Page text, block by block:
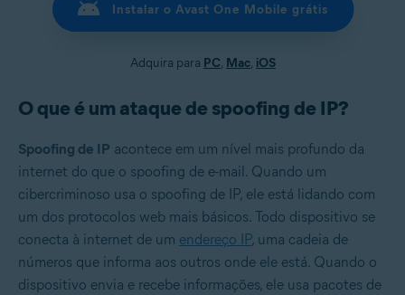
Instalar o Avast One Mobile grátis
Adquira para PC, Mac, iOS
O que é um ataque de spoofing de IP?
Spoofing de IP acontece em um nível mais profundo da
internet do que o spoofing de e-mail. Quando um
cibercriminoso usa o spoofing de IP, ele está lidando com
um dos protocolos web mais básicos. Todo dispositivo se
conecta à internet de um endereço IP, uma cadeia de
números que informa aos outros onde ele está. Quando o
dispositivo envia e recebe informações, ele usa pacotes de